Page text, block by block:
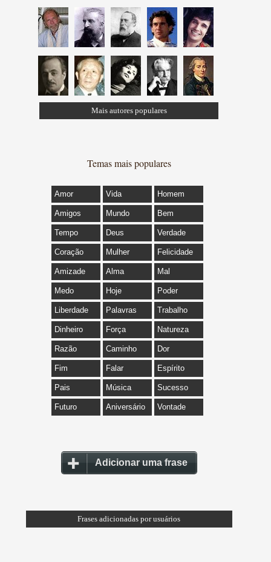
Mais autores populares
Temas mais populares
Amor Vida Homem
Amigos Mundo Bem
Tempo Deus Verdade
Coração Mulher Felicidade
Amizade Alma Mal
Medo Hoje Poder
Liberdade Palavras Trabalho
Dinheiro Força Natureza
Razão Caminho Dor
Fim Falar Espírito
Pais Música Sucesso
Futuro Aniversário Vontade
Adicionar uma frase
Frases adicionadas por usuários